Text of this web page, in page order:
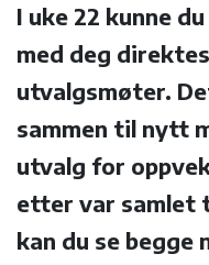
I uke 22 kunne
med deg
utvalgsmøter.
sammen til nytt
utvalg for
etter var samlet
kan du se begge